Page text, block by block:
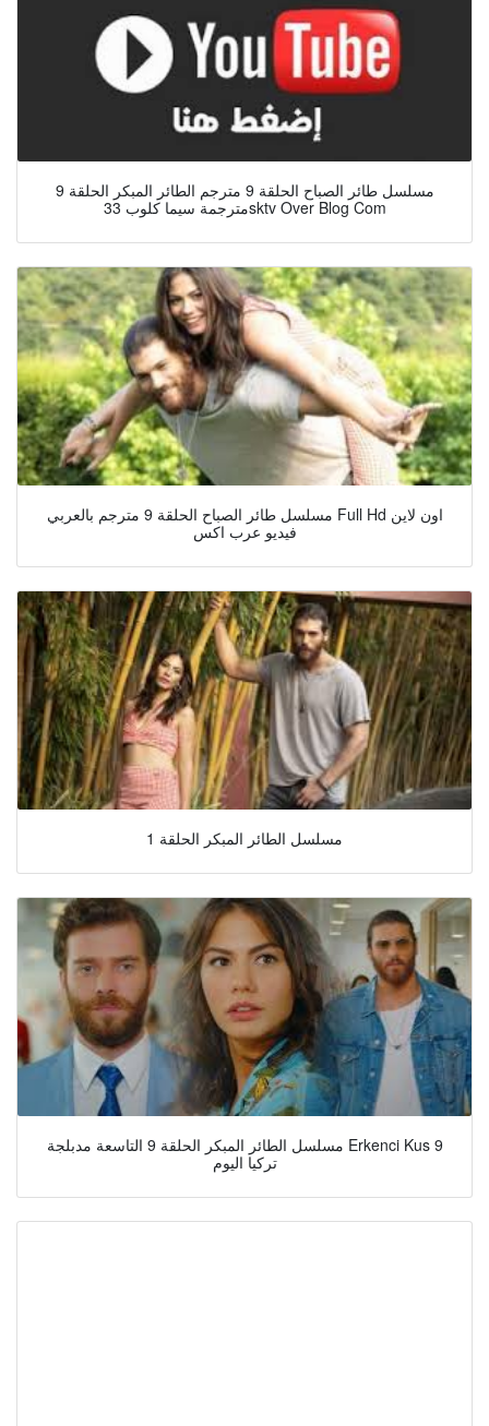
مسلسل طائر الصباح الحلقة 9 مترجم الطائر المبكر الحلقة 9
مترجمة سيما كلوب 33sktv Over Blog Com
مسلسل طائر الصباح الحلقة 9 مترجم بالعربي Full Hd اون لاين
فيديو عرب اكس
مسلسل الطائر المبكر الحلقة 1
مسلسل الطائر المبكر الحلقة 9 التاسعة مدبلجة Erkenci Kus 9
تركيا اليوم